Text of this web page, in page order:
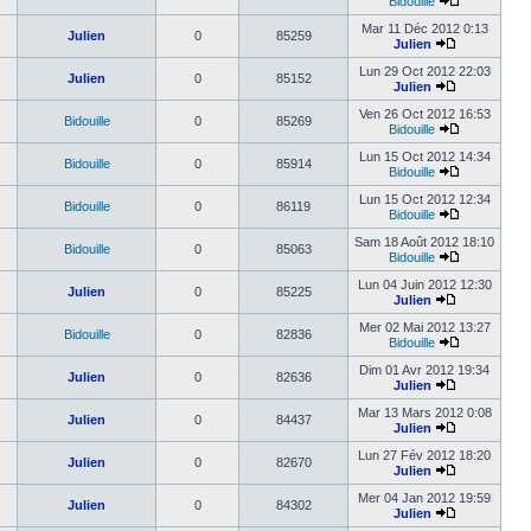
Julien 0 85259
Mar 11 Déc 2012 0:13
Julien
Julien 0 85152
Lun 29 Oct 2012 22:03
Julien
Bidouille 0 85269
Ven 26 Oct 2012 16:53
Bidouille
Bidouille 0 85914
Lun 15 Oct 2012 14:34
Bidouille
Bidouille 0 86119
Lun 15 Oct 2012 12:34
Bidouille
Bidouille 0 85063
Sam 18 Août 2012 18:10
Bidouille
Julien 0 85225
Lun 04 Juin 2012 12:30
Julien
Bidouille 0 82836
Mer 02 Mai 2012 13:27
Bidouille
Julien 0 82636
Dim 01 Avr 2012 19:34
Julien
Julien 0 84437
Mar 13 Mars 2012 0:08
Julien
Julien 0 82670
Lun 27 Fév 2012 18:20
Julien
Julien 0 84302
Mer 04 Jan 2012 19:59
Julien